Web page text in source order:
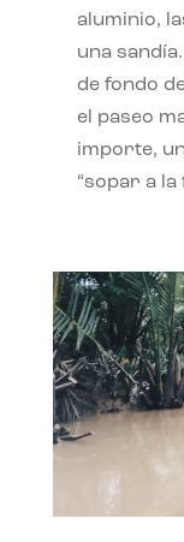
aluminio,
una
de fondo
el paseo
importe,
“sopar a la